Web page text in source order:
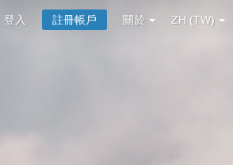
登入 註冊帳戶 關於 ZH (TW)